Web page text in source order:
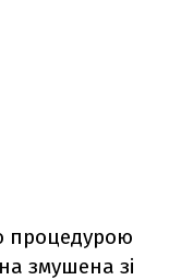
процедурою
змушена зі